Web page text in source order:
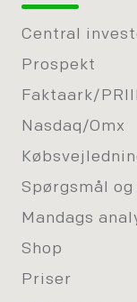
Central
Prospekt
Faktaark/
Nasdaq/Omx
Spørgsmål og
Mandags
Shop
Priser